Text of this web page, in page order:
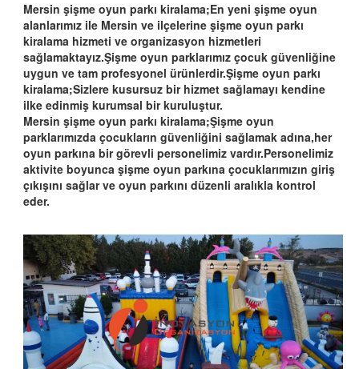
Mersin şişme oyun parkı kiralama;En yeni şişme oyun
alanlarımız ile Mersin ve ilçelerine şişme oyun parkı
kiralama hizmeti ve organizasyon hizmetleri
sağlamaktayız.Şişme oyun parklarımız çocuk güvenliğine
uygun ve tam profesyonel ürünlerdir.Şişme oyun parkı
kiralama;Sizlere kusursuz bir hizmet sağlamayı kendine
ilke edinmiş kurumsal bir kuruluştur.
Mersin şişme oyun parkı kiralama;Şişme oyun
parklarımızda çocukların güvenliğini sağlamak adına,her
oyun parkına bir görevli personelimiz vardır.Personelimiz
aktivite boyunca şişme oyun parkına çocuklarımızın giriş
çıkışını sağlar ve oyun parkını düzenli aralıkla kontrol
eder.